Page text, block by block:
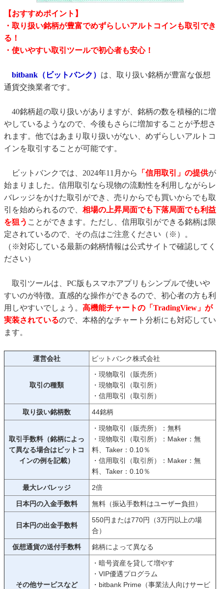
【おすすめポイント】
・取り扱い銘柄が豊富でめずらしいアルトコインも取引でき
る！
・使いやすい取引ツールで初心者も安心！
bitbank（ビットバンク） は、取り扱い銘柄が豊富な仮想
通貨交換業者です。
40銘柄超の取り扱いがありますが、銘柄の数を積極的に増
やしているようなので、今後もさらに増加することが予想さ
れます。他ではあまり取り扱いがない、めずらしいアルトコ
インを取引することが可能です。
ビットバンクでは、2024年11月から 「信用取引」の提供が
始まりました。信用取引なら現物の流動性を利用しながらレ
バレッジをかけた取引ができ、売りからでも買いからでも取
引を始められるので、 相場の上昇局面でも下落局面でも利益
を狙う ことができます。ただし、信用取引ができる銘柄は限
定されているので、その点はご注意ください（※）。
（※対応している最新の銘柄情報は公式サイトで確認してく
ださい）
取引ツールは、PC版もスマホアプリもシンプルで使いや
すいのが特徴。直感的な操作ができるので、初心者の方も利
用しやすいでしょう。 高機能チャートの「TradingView」が
実装されているので、本格的なチャート分析にも対応してい
ます。
運営会社 ビットバンク株式会社
取引の種類
・現物取引（販売所）
・現物取引（取引所）
・信用取引（取引所）
取り扱い銘柄数 44銘柄
取引手数料（銘柄によっ
て異なる場合はビットコ
インの例を記載）
・現物取引（販売所）：無料
・現物取引（取引所）：Maker：無
料、Taker：0.10％
・信用取引（取引所）：Maker：無
料、Taker：0.10％
最大レバレッジ 2倍
日本円の入金手数料 無料（振込手数料はユーザー負担）
日本円の出金手数料
550円または770円（3万円以上の場
合）
仮想通貨の送付手数料 銘柄によって異なる
その他サービスなど
・暗号資産を貸して増やす
・VIP優遇プログラム
・bitbank Prime（事業法人向けサービ